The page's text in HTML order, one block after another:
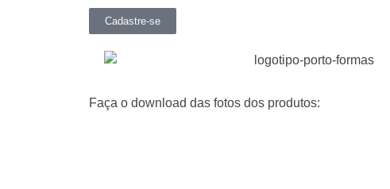
Cadastre-se
Faça o download das fotos dos produtos: